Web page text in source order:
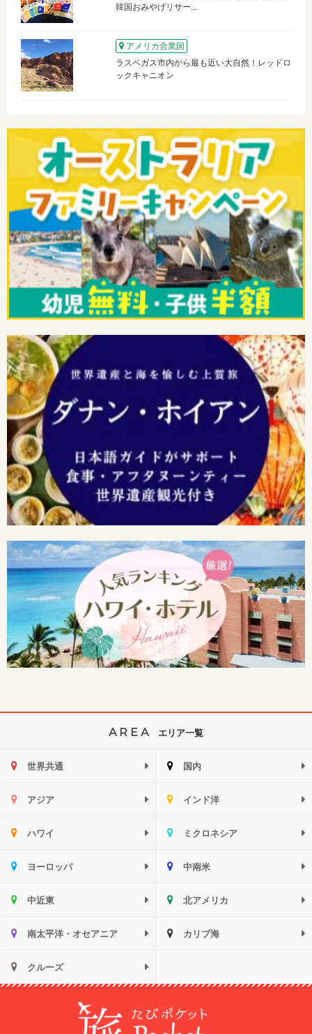
韓国おみやげリサー...
アメリカ合衆国
ラスベガス市内から最も近い大自然！レッドロ
ックキャニオン
AREA エリア一覧
世界共通 国内
アジア インド洋
ハワイ ミクロネシア
ヨーロッパ 中南米
中近東 北アメリカ
南太平洋・オセアニア カリブ海
クルーズ